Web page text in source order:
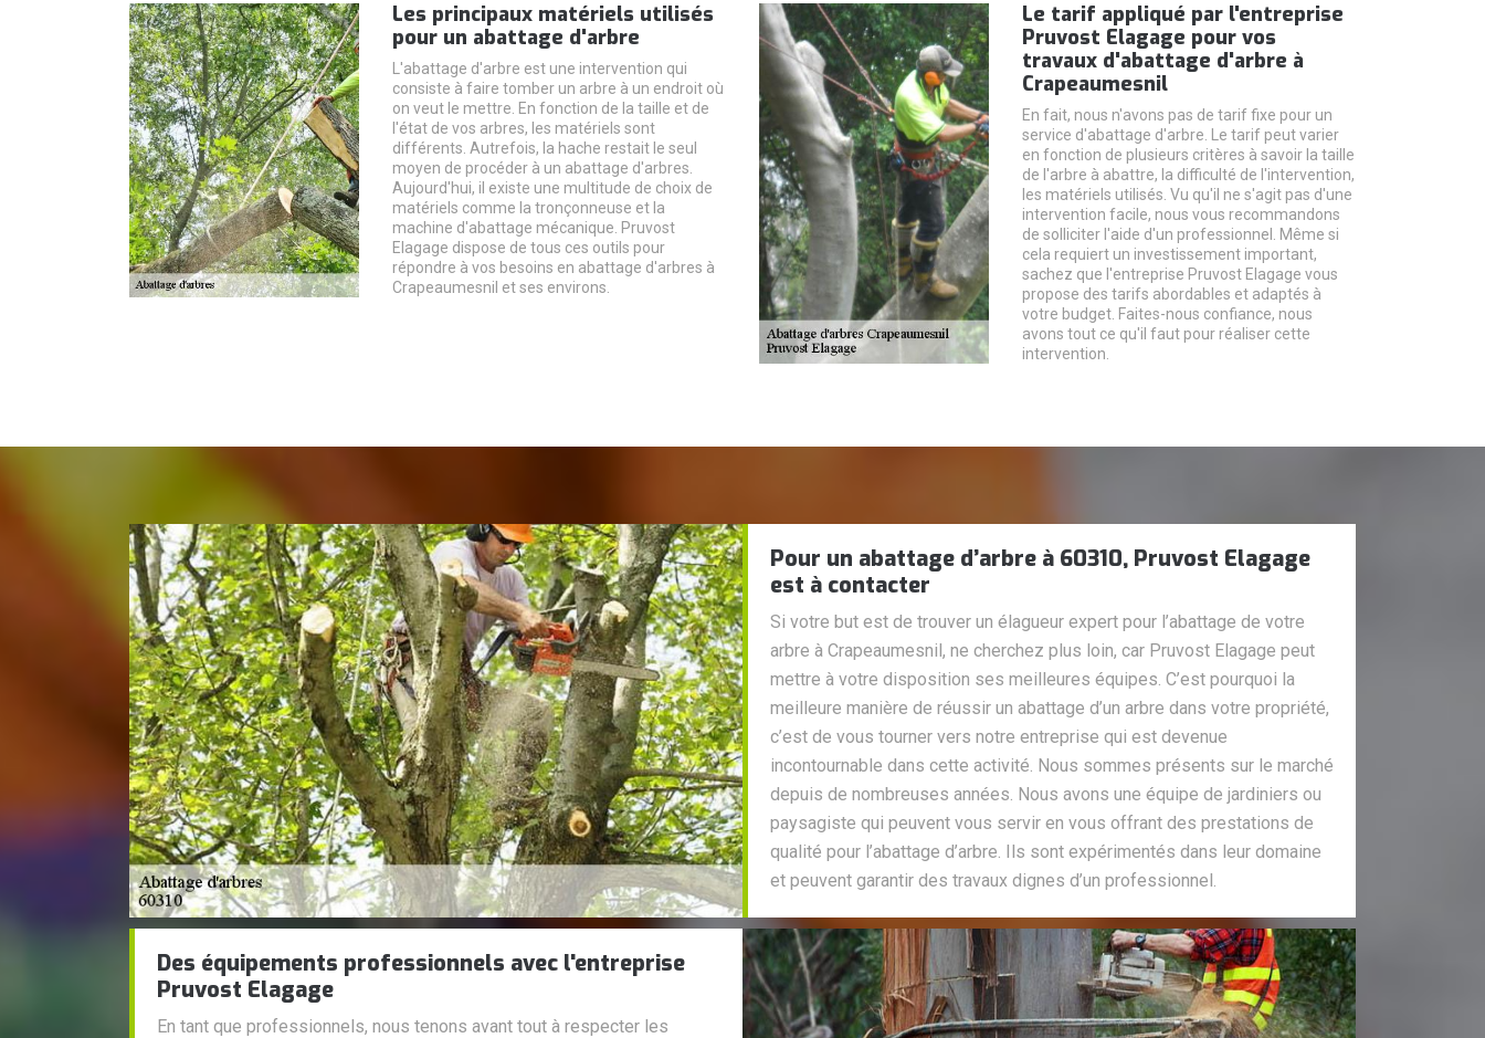
Les principaux matériels utilisés
pour un abattage d'arbre
L'abattage d'arbre est une intervention qui
consiste à faire tomber un arbre à un endroit où
on veut le mettre. En fonction de la taille et de
l'état de vos arbres, les matériels sont
différents. Autrefois, la hache restait le seul
moyen de procéder à un abattage d'arbres.
Aujourd'hui, il existe une multitude de choix de
matériels comme la tronçonneuse et la
machine d'abattage mécanique. Pruvost
Elagage dispose de tous ces outils pour
répondre à vos besoins en abattage d'arbres à
Crapeaumesnil et ses environs.
Le tarif appliqué par l'entreprise
Pruvost Elagage pour vos
travaux d'abattage d'arbre à
Crapeaumesnil
En fait, nous n'avons pas de tarif fixe pour un
service d'abattage d'arbre. Le tarif peut varier
en fonction de plusieurs critères à savoir la taille
de l'arbre à abattre, la difficulté de l'intervention,
les matériels utilisés. Vu qu'il ne s'agit pas d'une
intervention facile, nous vous recommandons
de solliciter l'aide d'un professionnel. Même si
cela requiert un investissement important,
sachez que l'entreprise Pruvost Elagage vous
propose des tarifs abordables et adaptés à
votre budget. Faites-nous confiance, nous
avons tout ce qu'il faut pour réaliser cette
intervention.
Pour un abattage d’arbre à 60310, Pruvost Elagage
est à contacter
Si votre but est de trouver un élagueur expert pour l’abattage de votre
arbre à Crapeaumesnil, ne cherchez plus loin, car Pruvost Elagage peut
mettre à votre disposition ses meilleures équipes. C’est pourquoi la
meilleure manière de réussir un abattage d’un arbre dans votre propriété,
c’est de vous tourner vers notre entreprise qui est devenue
incontournable dans cette activité. Nous sommes présents sur le marché
depuis de nombreuses années. Nous avons une équipe de jardiniers ou
paysagiste qui peuvent vous servir en vous offrant des prestations de
qualité pour l’abattage d’arbre. Ils sont expérimentés dans leur domaine
et peuvent garantir des travaux dignes d’un professionnel.
Des équipements professionnels avec l'entreprise
Pruvost Elagage
En tant que professionnels, nous tenons avant tout à respecter les